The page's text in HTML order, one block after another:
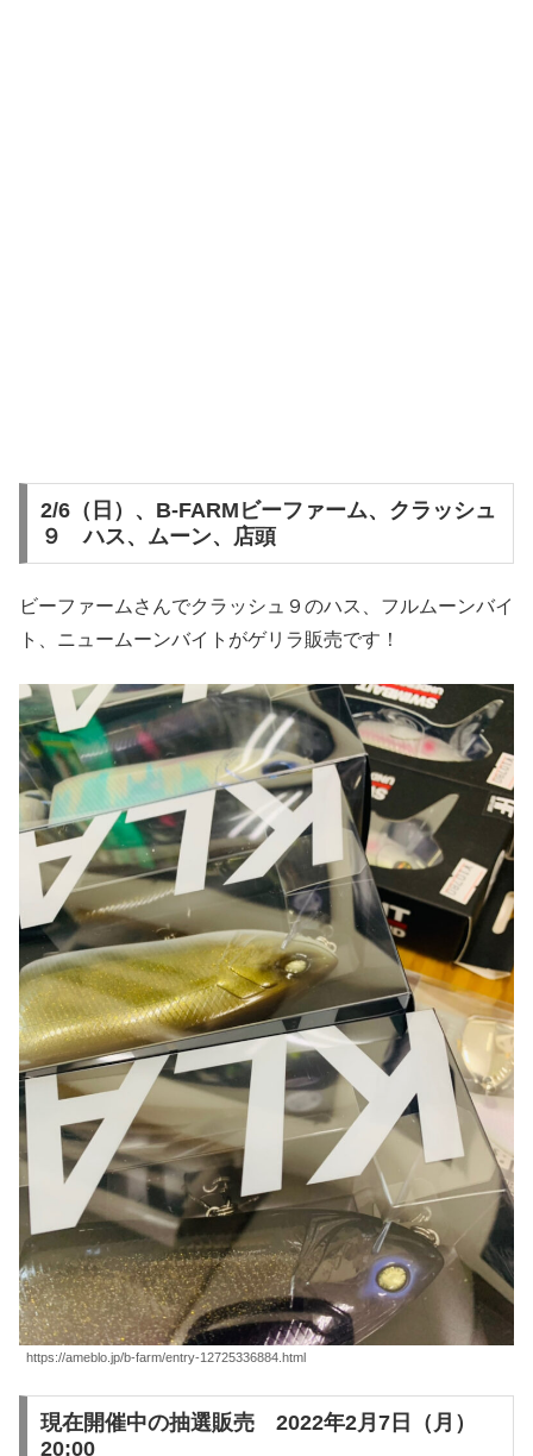
2/6（日）、B-FARMビーファーム、クラッシュ
９ ハス、ムーン、店頭
ビーファームさんでクラッシュ９のハス、フルムーンバイ
ト、ニュームーンバイトがゲリラ販売です！
https://ameblo.jp/b-farm/entry-12725336884.html
現在開催中の抽選販売 2022年2月7日（月）
20:00